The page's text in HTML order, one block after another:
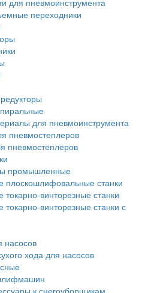
для пневмоинструмента
переходники
для пневмоинструмента
пневмостеплеров
пневмостеплеров
промышленные
станки
винторезные станки
винторезные станки с
насосов
хода для насосов
к снегоуборщикам